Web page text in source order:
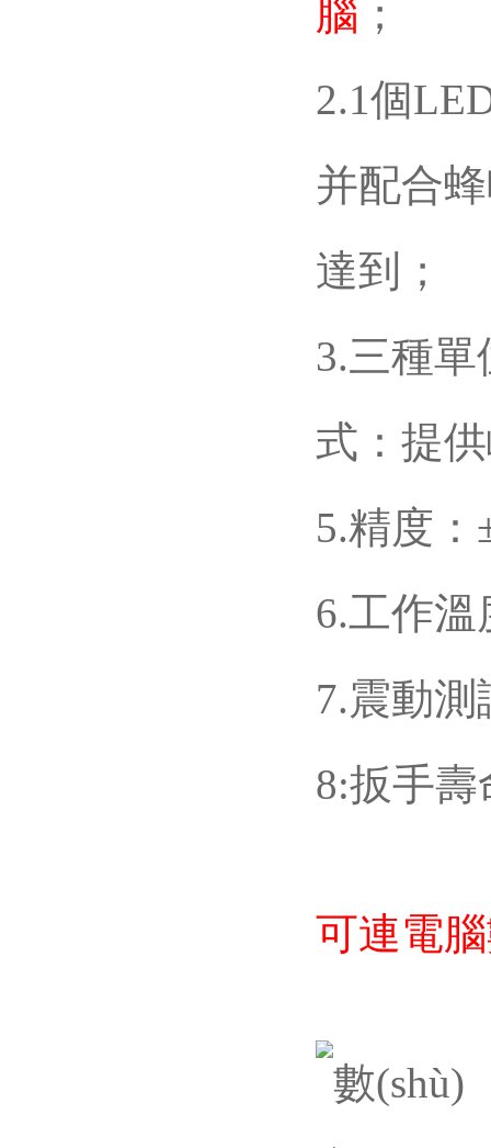
腦 ；
2.1個
并配合
達到；
3.三種
式：提
5.精度：
6.工作溫
7.震動測
8:扳手壽
可連電